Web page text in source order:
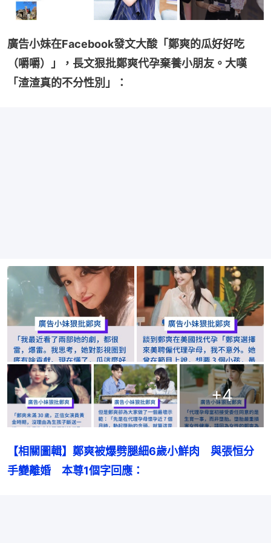
廣告小妹在Facebook發文大酸「鄭爽的瓜好好吃
（嚼嚼）」，長文狠批鄭爽代孕棄養小朋友。大嘆
「渣渣真的不分性別」：
+4
【相關圖輯】鄭爽被爆劈腿細6歲小鮮肉　與張恒分
手變離婚　本尊1個字回應：